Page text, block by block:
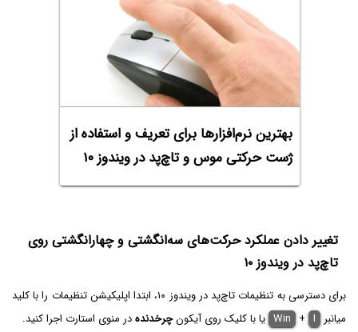
بهترین نرم‌افزارها برای تعریف و استفاده از
ژست حرکتی موس و تاچ‌پد در ویندوز ۱۰
تغییر دادن عملکرد حرکت‌های سه‌انگشتی و چهارانگشتی روی
تاچ‌پد در ویندوز ۱۰
برای دسترسی به تنظیمات تاچ‌پد در ویندوز ۱۰، ابتدا اپلیکیشن تنظیمات را با کلید
میانبر
Win + I یا با کلیک روی آیکونچرخدندهدر منوی استارت اجرا کنید.